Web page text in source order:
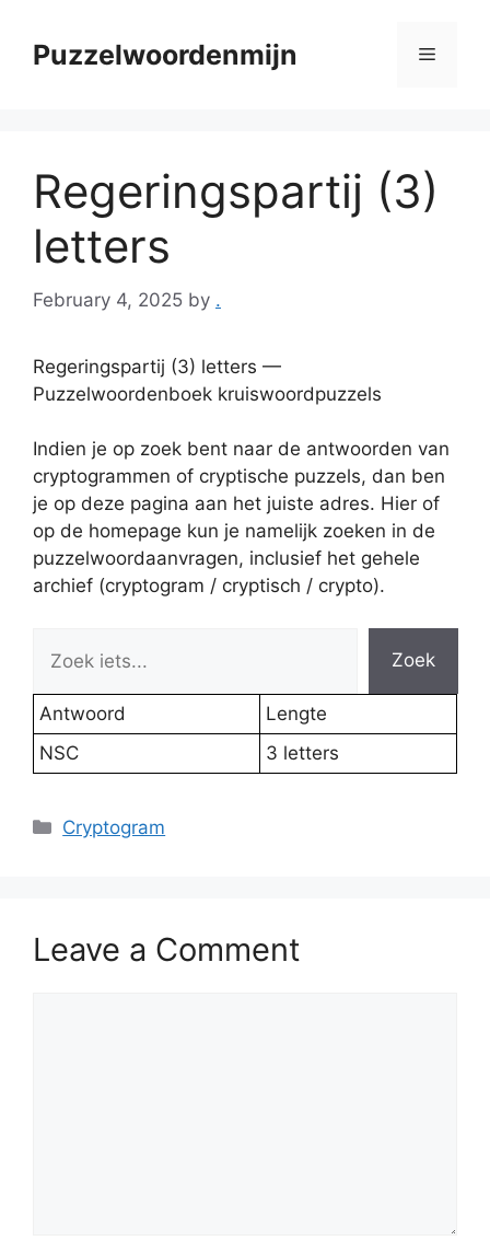
contentPuzzelwoordenmijn Menu
Regeringspartij (3)
letters
February 4, 2025 by .
Regeringspartij (3) letters —
Puzzelwoordenboek kruiswoordpuzzels
Indien je op zoek bent naar de antwoorden van
cryptogrammen of cryptische puzzels, dan ben
je op deze pagina aan het juiste adres. Hier of
op de homepage kun je namelijk zoeken in de
puzzelwoordaanvragen, inclusief het gehele
archief (cryptogram / cryptisch / crypto).
Zoek
Antwoord
Lengte
NSC
3 letters
Categories
Cryptogram
Leave a Comment